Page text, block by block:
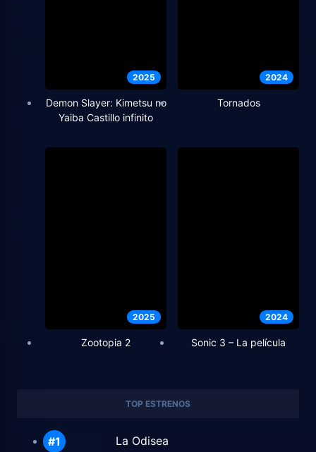
2025
Demon Slayer: Kimetsu no
Yaiba Castillo infinito
2024
Tornados
2025
Zootopia 2
2024
Sonic 3 – La película
TOP ESTRENOS
La Odisea